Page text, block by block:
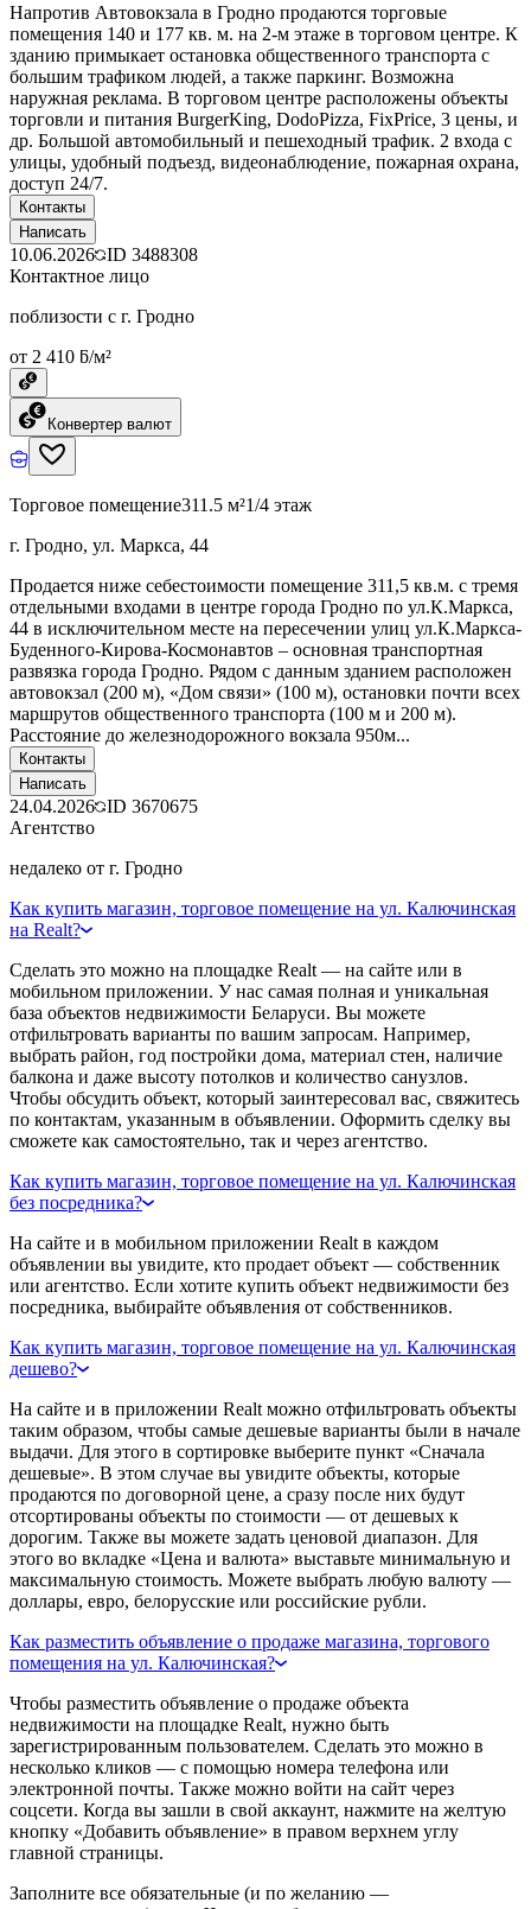
Напротив Автовокзала в Гродно продаются торговые
помещения 140 и 177 кв. м. на 2-м этаже в торговом центре. К
зданию примыкает остановка общественного транспорта с
большим трафиком людей, а также паркинг. Возможна
наружная реклама. В торговом центре расположены объекты
торговли и питания BurgerKing, DodoPizza, FixPrice, 3 цены, и
др. Большой автомобильный и пешеходный трафик. 2 входа с
улицы, удобный подъезд, видеонаблюдение, пожарная охрана,
доступ 24/7.
Контакты
Написать
10.06.2026 ID 3488308
Контактное лицо
поблизости с г. Гродно
от 2 410 ƃ/м²
Конвертер валют
Торговое помещение311.5 м²1/4 этаж
г. Гродно, ул. Маркса, 44
Продается ниже себестоимости помещение 311,5 кв.м. с тремя
отдельными входами в центре города Гродно по ул.К.Маркса,
44 в исключительном месте на пересечении улиц ул.К.Маркса-
Буденного-Кирова-Космонавтов – основная транспортная
развязка города Гродно. Рядом с данным зданием расположен
автовокзал (200 м), «Дом связи» (100 м), остановки почти всех
маршрутов общественного транспорта (100 м и 200 м).
Расстояние до железнодорожного вокзала 950м...
Контакты
Написать
24.04.2026 ID 3670675
Агентство
недалеко от г. Гродно
Как купить магазин, торговое помещение на ул. Калючинская
на Realt?
Сделать это можно на площадке Realt — на сайте или в
мобильном приложении. У нас самая полная и уникальная
база объектов недвижимости Беларуси. Вы можете
отфильтровать варианты по вашим запросам. Например,
выбрать район, год постройки дома, материал стен, наличие
балкона и даже высоту потолков и количество санузлов.
Чтобы обсудить объект, который заинтересовал вас, свяжитесь
по контактам, указанным в объявлении. Оформить сделку вы
сможете как самостоятельно, так и через агентство.
Как купить магазин, торговое помещение на ул. Калючинская
без посредника?
На сайте и в мобильном приложении Realt в каждом
объявлении вы увидите, кто продает объект — собственник
или агентство. Если хотите купить объект недвижимости без
посредника, выбирайте объявления от собственников.
Как купить магазин, торговое помещение на ул. Калючинская
дешево?
На сайте и в приложении Realt можно отфильтровать объекты
таким образом, чтобы самые дешевые варианты были в начале
выдачи. Для этого в сортировке выберите пункт «Сначала
дешевые». В этом случае вы увидите объекты, которые
продаются по договорной цене, а сразу после них будут
отсортированы объекты по стоимости — от дешевых к
дорогим. Также вы можете задать ценовой диапазон. Для
этого во вкладке «Цена и валюта» выставьте минимальную и
максимальную стоимость. Можете выбрать любую валюту —
доллары, евро, белорусские или российские рубли.
Как разместить объявление о продаже магазина, торгового
помещения на ул. Калючинская?
Чтобы разместить объявление о продаже объекта
недвижимости на площадке Realt, нужно быть
зарегистрированным пользователем. Сделать это можно в
несколько кликов — с помощью номера телефона или
электронной почты. Также можно войти на сайт через
соцсети. Когда вы зашли в свой аккаунт, нажмите на желтую
кнопку «Добавить объявление» в правом верхнем углу
главной страницы.
Заполните все обязательные (и по желанию —